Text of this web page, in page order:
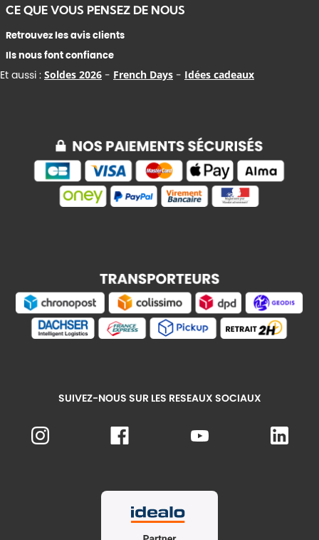
CE QUE VOUS PENSEZ DE NOUS
Retrouvez les avis clients
Ils nous font confiance
Et aussi : Soldes 2026 - French Days - Idées cadeaux
SUIVEZ-NOUS SUR LES RESEAUX SOCIAUX